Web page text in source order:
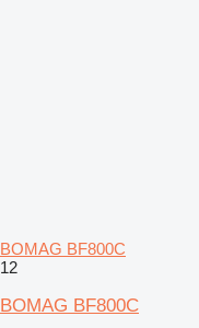
BOMAG BF800C
12
BOMAG BF800C